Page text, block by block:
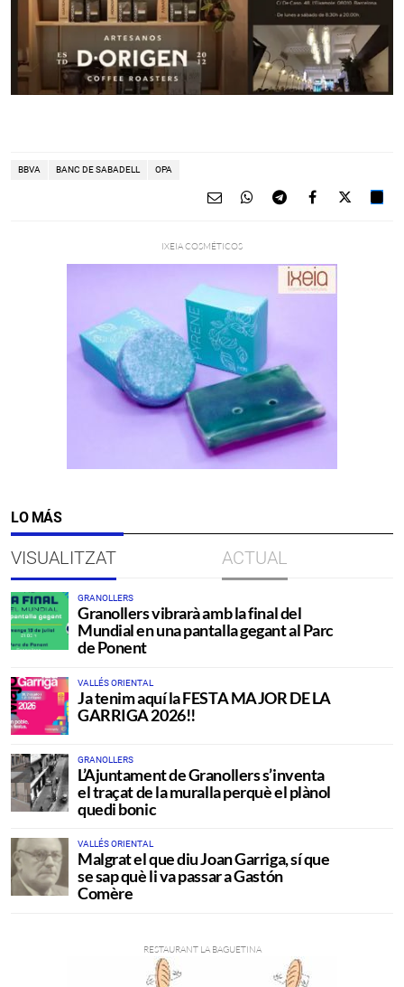
BBVA BANC DE SABADELL OPA
LO MÁS
VISUALITZAT ACTUAL
GRANOLLERS
Granollers vibrarà amb la final del
Mundial en una pantalla gegant al Parc
de Ponent
VALLÉS ORIENTAL
Ja tenim aquí la FESTA MAJOR DE LA
GARRIGA 2026!!
GRANOLLERS
L’Ajuntament de Granollers s’inventa
el traçat de la muralla perquè el plànol
quedi bonic
VALLÉS ORIENTAL
Malgrat el que diu Joan Garriga, sí que
se sap què li va passar a Gastón
Comère